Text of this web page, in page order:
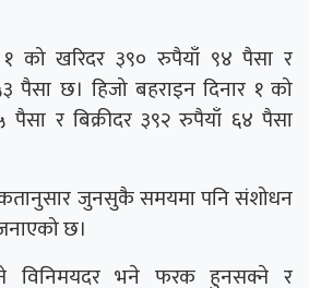
को खरिदर ३९० रुपैयाँ ९४ पैसा र
पैसा छ। हिजो बहराइन दिनार १ को
र बिक्रीदर ३९२ रुपैयाँ ६४ पैसा
जुनसुकै समयमा पनि संशोधन
छ।
विनिमयदर भने फरक हुनसक्ने र